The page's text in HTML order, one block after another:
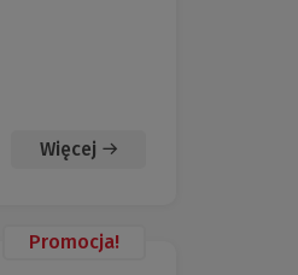
Więcej
Promocja!